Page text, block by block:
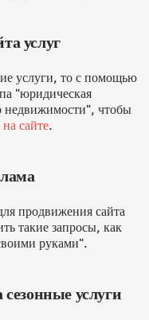
услуг
услуги, то с помощью
"юридическая
недвижимости", чтобы
сайте.
продвижения сайта
такие запросы, как
руками".
услуги